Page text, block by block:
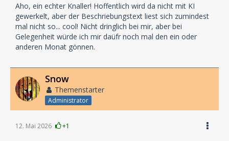
Aho, ein echter Knaller! Hoffentlich wird da nicht mit KI
gewerkelt, aber der Beschriebungstext liest sich zumindest
mal nicht so... cool! Nicht dringlich bei mir, aber bei
Gelegenheit würde ich mir daüfr noch mal den ein oder
anderen Monat gönnen.
Snow
Themenstarter
Administrator
12. Mai 2026 +1